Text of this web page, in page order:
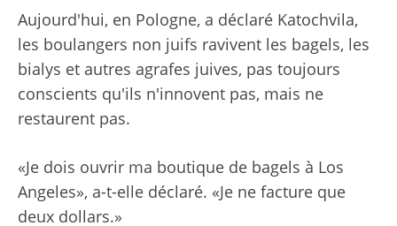
Aujourd'hui, en Pologne, a déclaré Katochvila,
les boulangers non juifs ravivent les bagels, les
bialys et autres agrafes juives, pas toujours
conscients qu'ils n'innovent pas, mais ne
restaurent pas.
«Je dois ouvrir ma boutique de bagels à Los
Angeles», a-t-elle déclaré. «Je ne facture que
deux dollars.»